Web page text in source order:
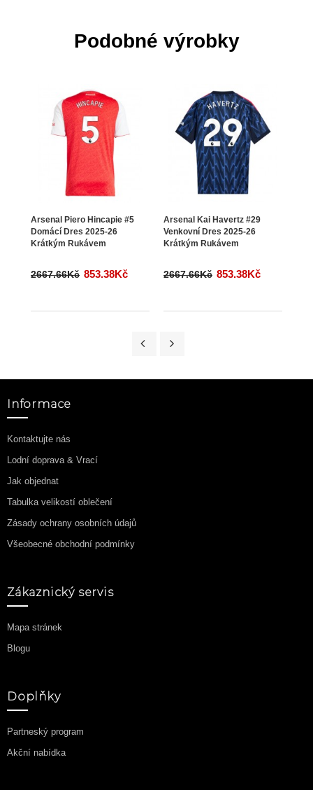
Podobné výrobky
Arsenal Piero Hincapie #5
Domácí Dres 2025-26
Krátkým Rukávem
2667.66Kč 853.38Kč
Arsenal Kai Havertz #29
Venkovní Dres 2025-26
Krátkým Rukávem
2667.66Kč 853.38Kč
Informace
Kontaktujte nás
Lodní doprava & Vrací
Jak objednat
Tabulka velikostí oblečení
Zásady ochrany osobních údajů
Všeobecné obchodní podmínky
Zákaznický servis
Mapa stránek
Blogu
Doplňky
Partneský program
Akční nabídka